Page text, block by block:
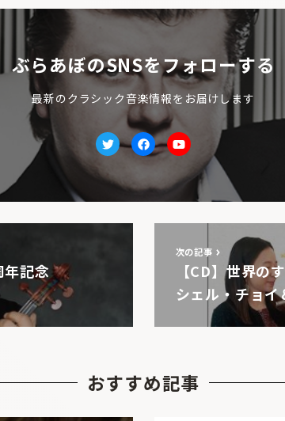
ぶらあぼのSNSをフォローする
最新のクラシック音楽情報をお届けします
TwitterfacebookYoutube
記念
次の記事
【CD】世界の
シェル・チョ
おすすめ記事